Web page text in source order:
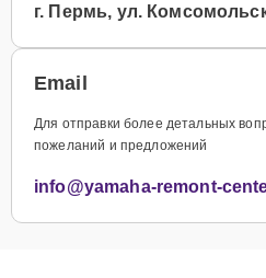
г. Пермь, ул.
Email
Для отправки более детальных
пожеланий и предложений
info@yamaha-remont-